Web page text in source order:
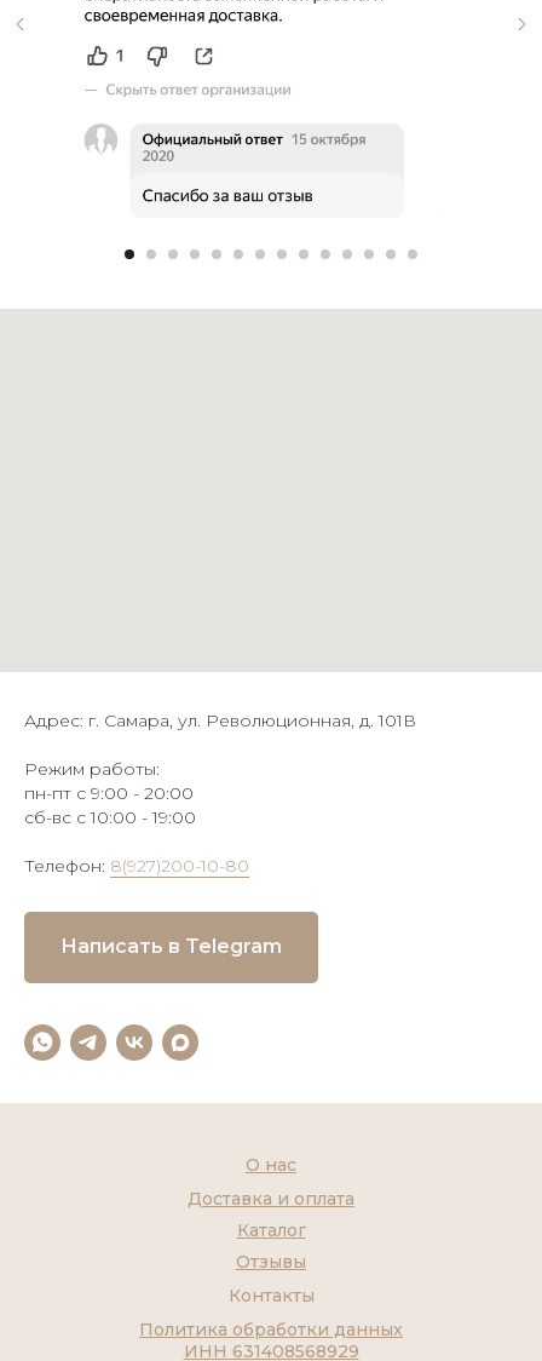
Адрес: г. Самара, ул. Революционная, д. 101В
Режим работы:
пн-пт с 9:00 - 20:00
сб-вс с 10:00 - 19:00
Телефон: 8(927)200-10-80
Написать в Telegram
Контакты
Каталог
О нас
Доставка и оплата
Отзывы
Политика обработки данных
ИНН 631408568929